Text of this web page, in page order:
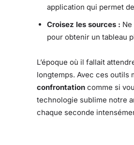
application qui permet
Croisez les sources :
pour obtenir un tableau
L’époque où il fallait
longtemps. Avec ces outils
confrontation comme si
technologie sublime notre
chaque seconde